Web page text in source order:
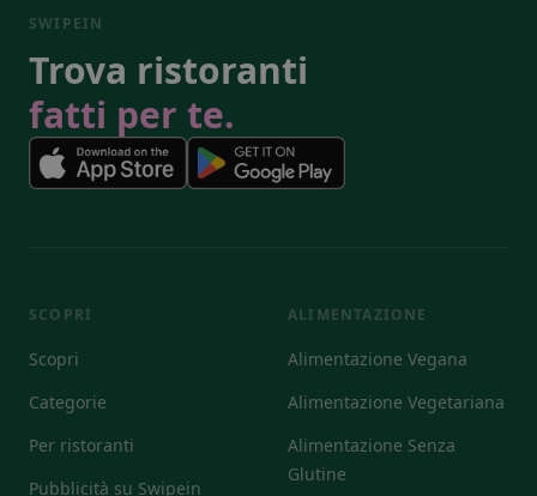
SWIPEIN
Trova ristoranti
fatti per te.
SCOPRI
Scopri
Categorie
Per ristoranti
Pubblicità su Swipein
ALIMENTAZIONE
Alimentazione Vegana
Alimentazione Vegetariana
Alimentazione Senza
Glutine